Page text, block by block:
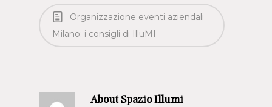
Organizzazione eventi aziendali
Milano: i consigli di IlluMI
AboutSpazio Illumi